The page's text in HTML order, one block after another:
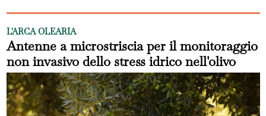
L'ARCA OLEARIA
Antenne a microstriscia per il monitoraggio
non invasivo dello stress idrico nell'olivo